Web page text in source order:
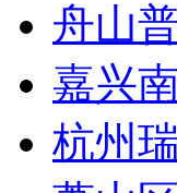
舟山
嘉兴
杭州